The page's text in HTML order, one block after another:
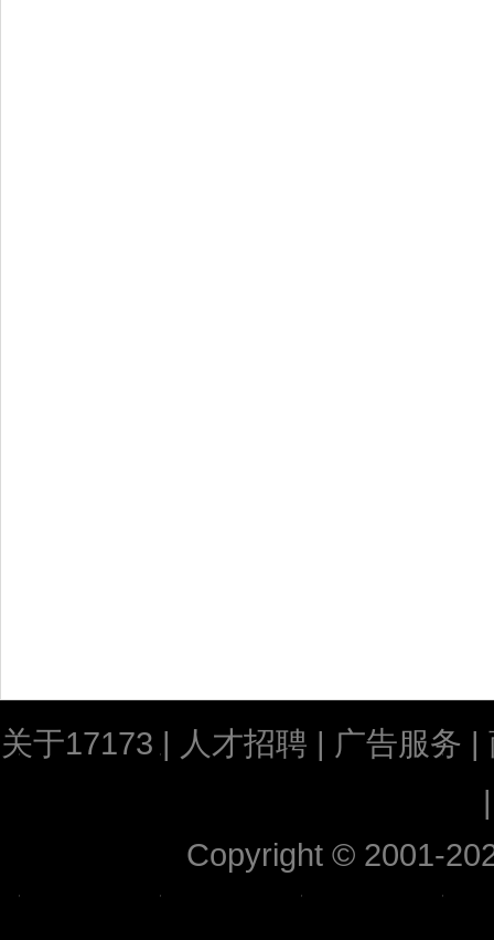
关于17173 | 人才招聘 | 广告服务 |
Copyright © 2001-